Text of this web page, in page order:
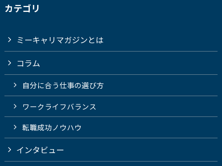
カテゴリ
ミーキャリマガジンとは
コラム
自分に合う仕事の選び方
ワークライフバランス
転職成功ノウハウ
インタビュー